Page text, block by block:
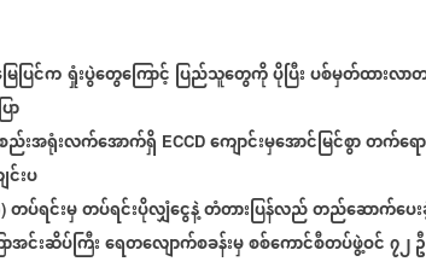
ေပြင်ကရှုံးပွဲတွေကြောင့် ပြည်သူတွေကိုပိုပြီးပစ်မှတ်ထားလ
ာ
ည်းအရုံးလက်အောက်ရှိ ECCD ကျောင်းမှအောင်မြင်စွာတက်ရေ
င်းပ
) တပ်ရင်းမှတပ်ရင်းပိုလျှံငွေနဲ့တံတားပြန်လည်တည်ဆောက်ပေ
ာအင်းဆိပ်ကြီးရေတလျောက်စခန်းမှစစ်ကောင်စီတပ်ဖွဲ့ဝင်၇၂